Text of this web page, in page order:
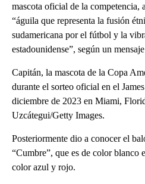
mascota oficial de la competencia,
“águila que representa la fusión
sudamericana por el fútbol y la
estadounidense”, según un
Capitán, la mascota de la Copa
durante el sorteo oficial en el
diciembre de 2023 en Miami,
Uzcátegui/Getty Images.
Posteriormente dio a conocer el
“Cumbre”, que es de color blanco
color azul y rojo.